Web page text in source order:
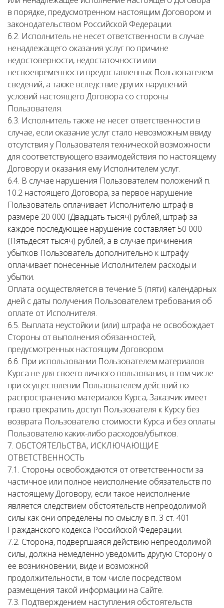
в порядке, предусмотренном настоящим Договором и
законодательством Российской Федерации.
6.2. Исполнитель не несет ответственности в случае
ненадлежащего оказания услуг по причине
недостоверности, недостаточности или
несвоевременности предоставленных Пользователем
сведений, а также вследствие других нарушений
условий настоящего Договора со стороны
Пользователя.
6.3. Исполнитель также не несет ответственности в
случае, если оказание услуг стало невозможным ввиду
отсутствия у Пользователя технической возможности
для соответствующего взаимодействия по настоящему
Договору и оказания ему Исполнителем услуг.
6.4. В случае нарушения Пользователем положений п.
10.2 настоящего Договора, за первое нарушение
Пользователь оплачивает Исполнителю штраф в
размере 20 000 (Двадцать тысяч) рублей, штраф за
каждое последующее нарушение составляет 50 000
(Пятьдесят тысяч) рублей, а в случае причинения
убытков Пользователь дополнительно к штрафу
оплачивает понесенные Исполнителем расходы и
убытки.
Оплата осуществляется в течение 5 (пяти) календарных
дней с даты получения Пользователем требования об
оплате от Исполнителя.
6.5. Выплата неустойки и (или) штрафа не освобождает
Стороны от выполнения обязанностей,
предусмотренных настоящим Договором.
6.6. При использовании Пользователем материалов
Курса не для своего личного пользования, в том числе
при осуществлении Пользователем действий по
распространению материалов Курса, Заказчик имеет
право прекратить доступ Пользователя к Курсу без
возврата Пользователю стоимости Курса и без оплаты
Пользователю каких-либо расходов/убытков.
7. ОБСТОЯТЕЛЬСТВА, ИСКЛЮЧАЮЩИЕ
ОТВЕТСТВЕННОСТЬ
7.1. Стороны освобождаются от ответственности за
частичное или полное неисполнение обязательств по
настоящему Договору, если такое неисполнение
является следствием обстоятельств непреодолимой
силы как они определены по смыслу в п. 3 ст. 401
Гражданского кодекса Российской Федерации.
7.2. Сторона, подвергшаяся действию непреодолимой
силы, должна немедленно уведомить другую Сторону о
ее возникновении, виде и возможной
продолжительности, в том числе посредством
размещения такой информации на Сайте.
7.3. Подтверждением наступления обстоятельств